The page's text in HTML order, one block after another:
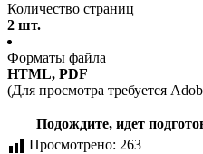
Количество страниц
2 шт.
Форматы файла
HTML, PDF
(Для просмотра требуется
Подождите, идет
Просмотрено: 263